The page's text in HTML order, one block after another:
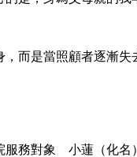
而是當照顧者逐漸失
服務對象 小蓮（化名